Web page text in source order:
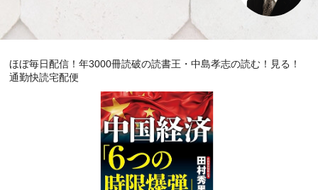
ほぼ毎日配信！年3000冊読破の読書王・中島孝志の読む！見る！
通勤快読宅配便